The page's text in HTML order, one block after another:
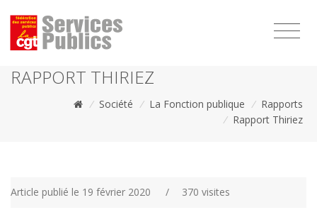
RAPPORT THIRIEZ
/ Société / La Fonction publique / Rapports
/ Rapport Thiriez
Article publié le 19 février 2020 / 370 visites